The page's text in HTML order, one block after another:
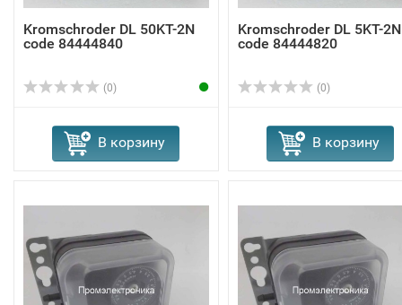
Kromschroder DL 50KT-2N
code 84444840
(0)
В корзину
Kromschroder DL 5KT-2N
code 84444820
(0)
В корзину